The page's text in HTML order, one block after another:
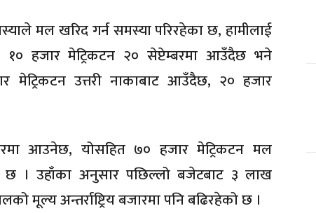
मल खरिद गर्न समस्या परिरहेका छ, हामीलाई
१० हजार मेट्रिकटन २० सेप्टेम्बरमा आउँदैछ भने
मेट्रिकटन उत्तरी नाकाबाट आउँदैछ, २० हजार
आउनेछ, योसहित ७० हजार मेट्रिकटन मल
। उहाँका अनुसार पछिल्लो बजेटबाट ३ लाख
मूल्य अन्तर्राष्ट्रिय बजारमा पनि बढिरहेको छ ।